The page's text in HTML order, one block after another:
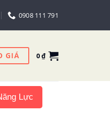
0908 111 791
GIÁ 0₫
Lực